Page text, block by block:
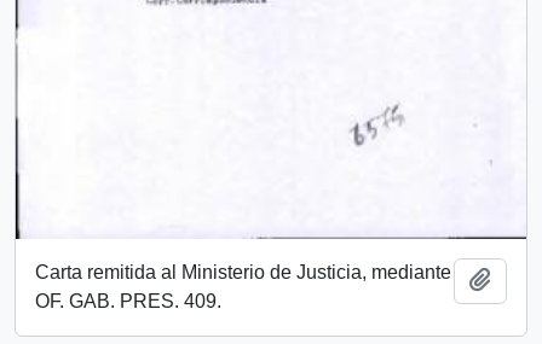
Carta remitida al Ministerio de Justicia, mediante
OF. GAB. PRES. 409.